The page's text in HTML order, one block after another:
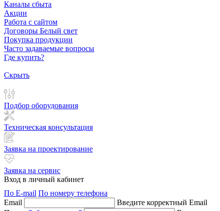
Каналы сбыта
Акции
Работа с сайтом
Договоры Белый свет
Покупка продукции
Часто задаваемые вопросы
Где купить?
Скрыть
Подбор оборудования
Техническая консультация
Заявка на проектирование
Заявка на сервис
Вход в личный кабинет
По E-mail По номеру телефона
Email
Введите корректный Email